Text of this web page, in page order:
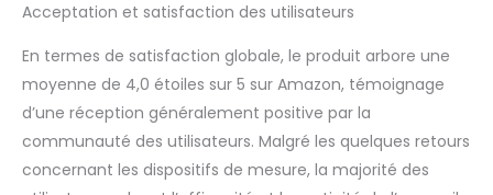
Acceptation et satisfaction des utilisateurs
En termes de satisfaction globale, le produit arbore une
moyenne de 4,0 étoiles sur 5 sur Amazon, témoignage
d’une réception généralement positive par la
communauté des utilisateurs. Malgré les quelques retours
concernant les dispositifs de mesure, la majorité des